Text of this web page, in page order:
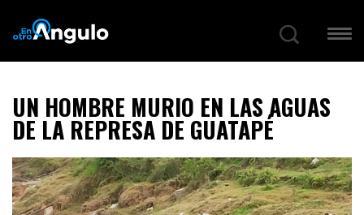
UN HOMBRE MURIO EN LAS AGUAS
DE LA REPRESA DE GUATAPÉ